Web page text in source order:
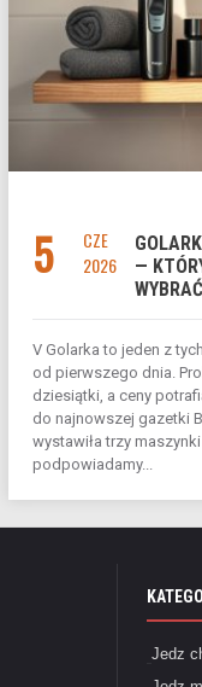
5
CZE
2026
—
V Golarka to jeden z
od pierwszego dnia.
dziesiątki, a ceny
do najnowszej gazetki
wystawiła trzy
podpowiadamy...
Jedz